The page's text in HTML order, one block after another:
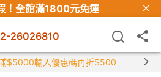
！ 全館滿1800元免運
26026810
滿$5000輸入優惠碼再折$500